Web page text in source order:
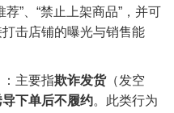
荐”、“禁止上架商品”，并可
击店铺的曝光与销售能
：主要指欺诈发货（发空
下单后不履约。此类行为